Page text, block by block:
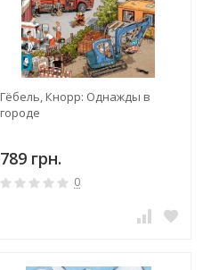
Гёбель, Кнорр: Однажды в
городе
789 грн.
0